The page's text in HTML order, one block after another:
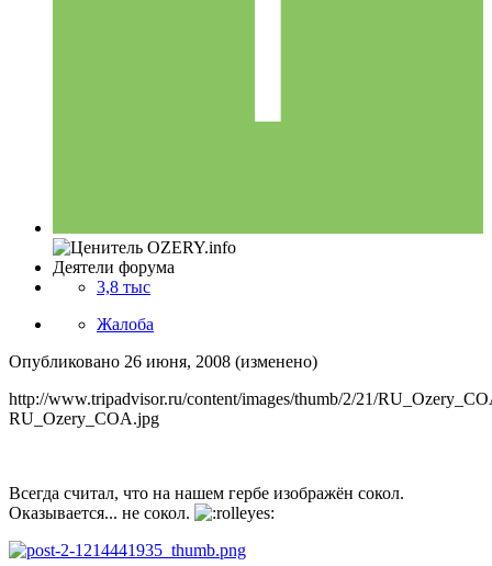
Деятели форума
3,8 тыс
Жалоба
Опубликовано 26 июня, 2008 (изменено)
http://www.tripadvisor.ru/content/images/thumb/2/21/
RU_Ozery_COA.jpg
Всегда считал, что на нашем гербе изображён сокол.
Оказывается... не сокол.